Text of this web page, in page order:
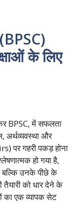
के लिए
BPSC, में सफलता
अर्थव्यवस्था और
पर गहरी पकड़ होना
हो गया है,
बल्कि उनके पीछे के
को धार देने के
का एक व्यापक सेट